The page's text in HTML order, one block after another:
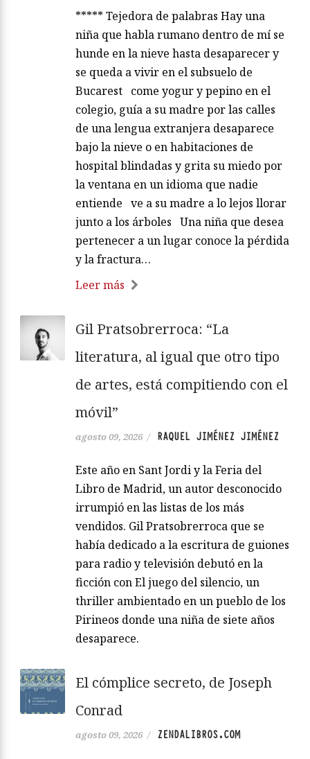
***** Tejedora de palabras Hay una
niña que habla rumano dentro de mí se
hunde en la nieve hasta desaparecer y
se queda a vivir en el subsuelo de
Bucarest come yogur y pepino en el
colegio, guía a su madre por las calles
de una lengua extranjera desaparece
bajo la nieve o en habitaciones de
hospital blindadas y grita su miedo por
la ventana en un idioma que nadie
entiende ve a su madre a lo lejos llorar
junto a los árboles Una niña que desea
pertenecer a un lugar conoce la pérdida
y la fractura…
Leer más
Gil Pratsobrerroca: “La
literatura, al igual que otro tipo
de artes, está compitiendo con el
móvil”
agosto 09, 2026 / RAQUEL JIMÉNEZ JIMÉNEZ
Este año en Sant Jordi y la Feria del
Libro de Madrid, un autor desconocido
irrumpió en las listas de los más
vendidos. Gil Pratsobrerroca que se
había dedicado a la escritura de guiones
para radio y televisión debutó en la
ficción con El juego del silencio, un
thriller ambientado en un pueblo de los
Pirineos donde una niña de siete años
desaparece.
El cómplice secreto, de Joseph
Conrad
agosto 09, 2026 / ZENDALIBROS.COM